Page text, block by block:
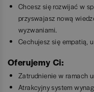
Chcesz się rozwijać w
przyswajasz nową
wyzwaniami.
Cechujesz się empatią,
Oferujemy Ci:
Zatrudnienie w ramach
Atrakcyjny system